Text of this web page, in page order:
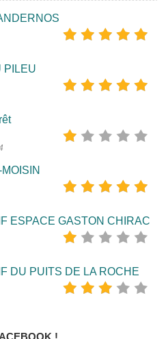
PILEU
ESPACE GASTON CHIRAC
DU PUITS DE LA ROCHE